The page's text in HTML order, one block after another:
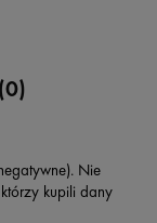
Nie
kupili dany